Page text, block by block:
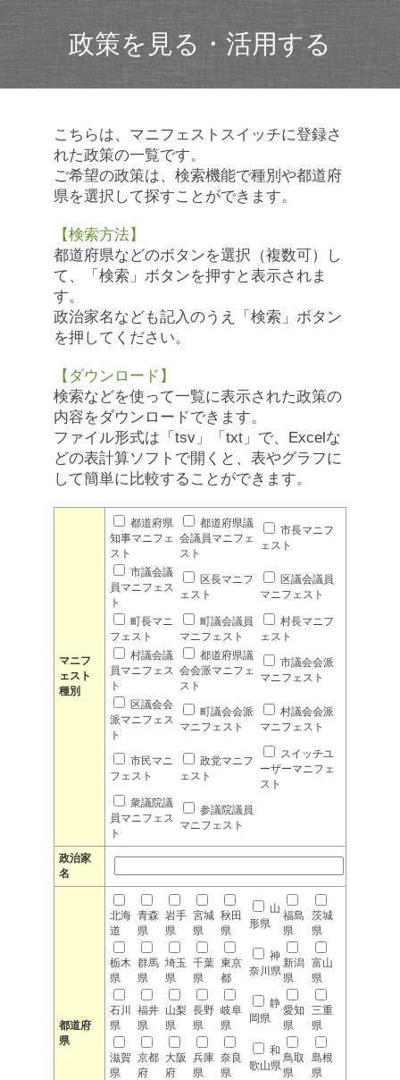
政策を見る・活用する
こちらは、マニフェストスイッチに登録さ
れた政策の一覧です。
ご希望の政策は、検索機能で種別や都道府
県を選択して探すことができます。
【検索方法】
都道府県などのボタンを選択（複数可）し
て、「検索」ボタンを押すと表示されま
す。
政治家名なども記入のうえ「検索」ボタン
を押してください。
【ダウンロード】
検索などを使って一覧に表示された政策の
内容をダウンロードできます。
ファイル形式は「tsv」「txt」で、Excelな
どの表計算ソフトで開くと、表やグラフに
して簡単に比較することができます。
マニフ
ェスト
種別
都道府県
知事マニフェ
スト
都道府県議
会議員マニフェ
スト
市長マニフ
ェスト
市議会議
員マニフェス
ト
区長マニフ
ェスト
区議会議員
マニフェスト
町長マニ
フェスト
町議会議員
マニフェスト
村長マニフ
ェスト
村議会議
員マニフェス
ト
都道府県議
会会派マニフェ
スト
市議会会派
マニフェスト
区議会会
派マニフェス
ト
町議会会派
マニフェスト
村議会会派
マニフェスト
市民マニ
フェスト
政党マニフ
ェスト
スイッチユ
ーザーマニフェ
スト
衆議院議
員マニフェス
ト
参議院議員
マニフェスト
政治家
名
都道府
県
北海
道
青森
県
岩手
県
宮城
県
秋田
県
山
形県
福島
県
茨城
県
栃木
県
群馬
県
埼玉
県
千葉
県
東京
都
神
奈川県
新潟
県
富山
県
石川
県
福井
県
山梨
県
長野
県
岐阜
県
静
岡県
愛知
県
三重
県
滋賀
県
京都
府
大阪
府
兵庫
県
奈良
県
和
歌山県
鳥取
県
島根
県